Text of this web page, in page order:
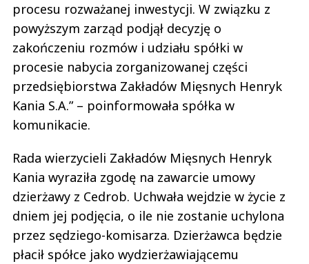
procesu rozważanej inwestycji. W związku z
powyższym zarząd podjął decyzję o
zakończeniu rozmów i udziału spółki w
procesie nabycia zorganizowanej części
przedsiębiorstwa Zakładów Mięsnych Henryk
Kania S.A.” – poinformowała spółka w
komunikacie.
Rada wierzycieli Zakładów Mięsnych Henryk
Kania wyraziła zgodę na zawarcie umowy
dzierżawy z Cedrob. Uchwała wejdzie w życie z
dniem jej podjęcia, o ile nie zostanie uchylona
przez sędziego-komisarza. Dzierżawca będzie
płacił spółce jako wydzierżawiającemu